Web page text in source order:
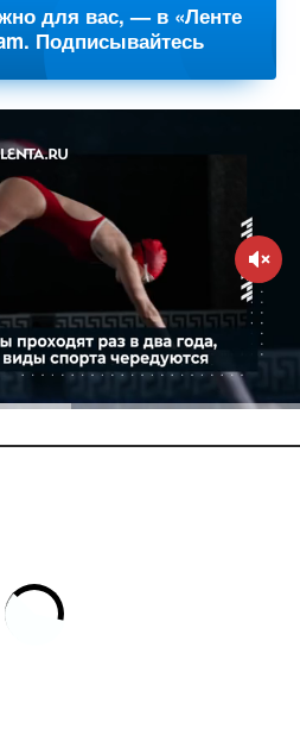
для вас, — в «Ленте
Подписывайтесь